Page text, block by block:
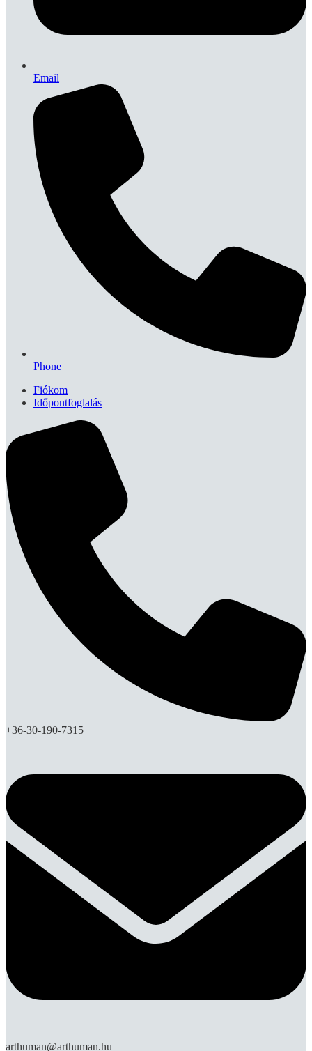
Email
Phone
Fiókom
Időpontfoglalás
+36-30-190-7315
arthuman@arthuman.hu